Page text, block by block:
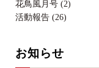
花鳥風月号 (2)
活動報告 (26)
お知らせ